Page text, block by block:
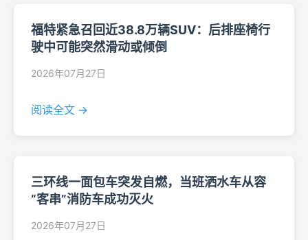
福特紧急召回近38.8万辆SUV：后排座椅行
驶中可能突然滑动或倾倒
2026年07月27日
阅读全文 →
三环线一面包车突发自燃，当班洒水车从容
“客串”消防车成功灭火
2026年07月27日